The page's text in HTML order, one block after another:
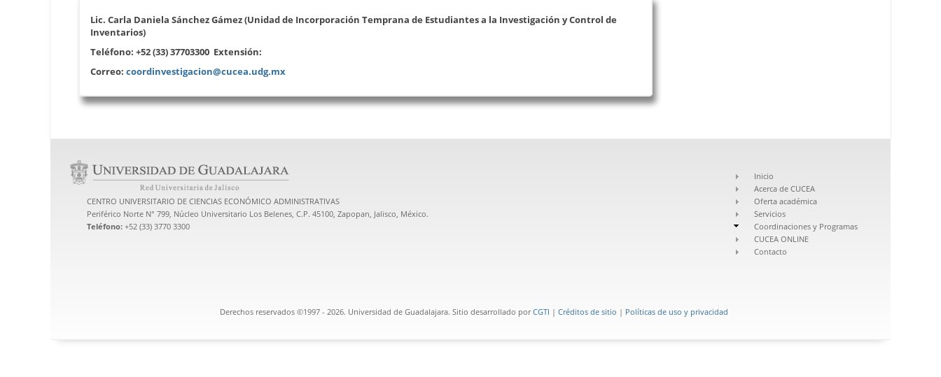
Lic. Carla Daniela Sánchez Gámez (Unidad de Incorporación Temprana de Estudiantes a la Investigación y Control de
Inventarios)
Teléfono: +52 (33) 37703300 Extensión:
Correo: coordinvestigacion@cucea.udg.mx
CENTRO UNIVERSITARIO DE CIENCIAS ECONÓMICO ADMINISTRATIVAS
Periférico Norte N° 799, Núcleo Universitario Los Belenes, C.P. 45100, Zapopan, Jalisco, México.
Teléfono: +52 (33) 3770 3300
Inicio
Acerca de CUCEA
Oferta académica
Servicios
Coordinaciones y Programas
CUCEA ONLINE
Contacto
Derechos reservados ©1997 - 2026. Universidad de Guadalajara. Sitio desarrollado porCGTI | Créditos de sitio | Políticas de uso y privacidad